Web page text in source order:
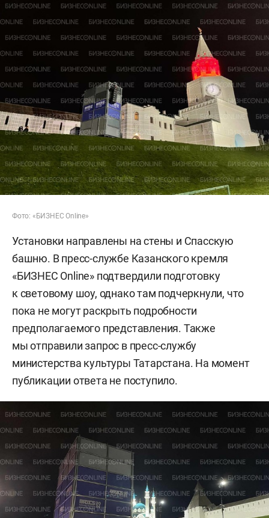
Фото: «БИЗНЕС Online»
Установки направлены на стены и Спасскую
башню. В пресс-службе Казанского кремля
«БИЗНЕС Online» подтвердили подготовку
к световому шоу, однако там подчеркнули, что
пока не могут раскрыть подробности
предполагаемого представления. Также
мы отправили запрос в пресс-службу
министерства культуры Татарстана. На момент
публикации ответа не поступило.